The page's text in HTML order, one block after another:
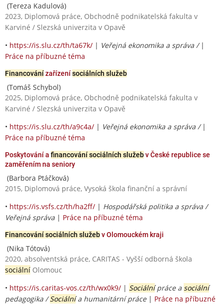
(Tereza Kadulová)
2023, Diplomová práce, Obchodně podnikatelská fakulta v
Karviné / Slezská univerzita v Opavě
• https://is.slu.cz/th/ta67k/ | Veřejná ekonomika a správa / |
Práce na příbuzné téma
Financovánízařízenísociálních služeb
(Tomáš Schybol)
2025, Diplomová práce, Obchodně podnikatelská fakulta v
Karviné / Slezská univerzita v Opavě
• https://is.slu.cz/th/a9c4a/ | Veřejná ekonomika a správa / |
Práce na příbuzné téma
Poskytování a financování sociálních služebv České republice se
zaměřením na seniory
(Barbora Ptáčková)
2015, Diplomová práce, Vysoká škola finanční a správní
• https://is.vsfs.cz/th/ha2ff/ | Hospodářská politika a správa /
Veřejná správa | Práce na příbuzné téma
Financování sociálních služebv Olomouckém kraji
(Nika Tótová)
2020, absolventská práce, CARITAS - Vyšší odborná škola
sociální Olomouc
• https://is.caritas-vos.cz/th/wx0k9/ | Sociálnípráce a sociální
pedagogika /Sociálnía humanitární práce| Práce na příbuzné